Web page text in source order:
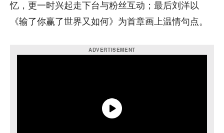
忆，更一时兴起走下台与粉丝互动；最后刘洋以
《输了你赢了世界又如何》为首章画上温情句点。